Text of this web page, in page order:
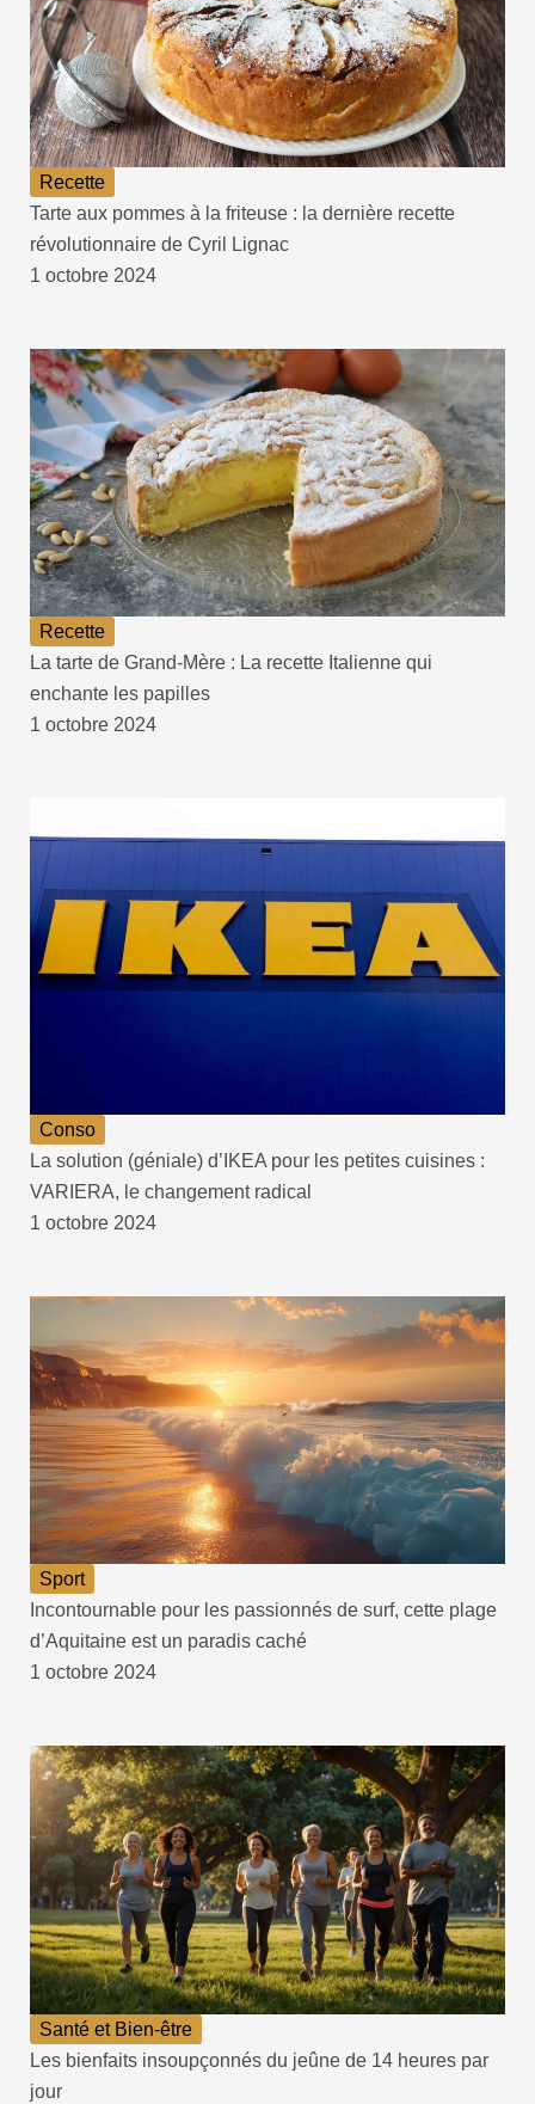
Recette
Tarte aux pommes à la friteuse : la dernière recette
révolutionnaire de Cyril Lignac
1 octobre 2024
Recette
La tarte de Grand-Mère : La recette Italienne qui
enchante les papilles
1 octobre 2024
Conso
La solution (géniale) d’IKEA pour les petites cuisines :
VARIERA, le changement radical
1 octobre 2024
Sport
Incontournable pour les passionnés de surf, cette plage
d’Aquitaine est un paradis caché
1 octobre 2024
Santé et Bien-être
Les bienfaits insoupçonnés du jeûne de 14 heures par
jour